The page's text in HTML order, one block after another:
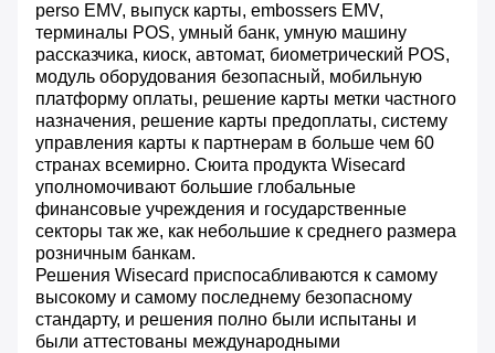
perso EMV, выпуск карты, embossers EMV,
терминалы POS, умный банк, умную машину
рассказчика, киоск, автомат, биометрический POS,
модуль оборудования безопасный, мобильную
платформу оплаты, решение карты метки частного
назначения, решение карты предоплаты, систему
управления карты к партнерам в больше чем 60
странах всемирно. Сюита продукта Wisecard
уполномочивают большие глобальные
финансовые учреждения и государственные
секторы так же, как небольшие к среднего размера
розничным банкам.
Решения Wisecard приспосабливаются к самому
высокому и самому последнему безопасному
стандарту, и решения полно были испытаны и
были аттестованы международными